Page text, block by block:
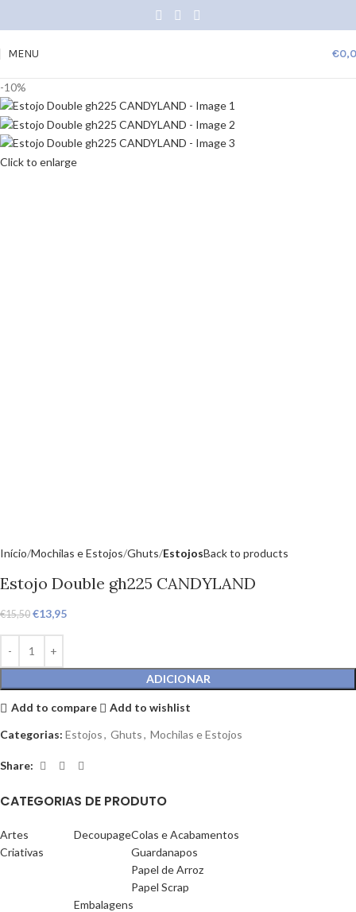
MENU €
-10%
Click to enlarge
Início Mochilas e Estojos Ghuts EstojosBack to products
Estojo Double gh225 CANDYLAND
€15,50 €13,95
ADICIONAR
Add to compare
Add to wishlist
Categorias: Estojos, Ghuts, Mochilas e Estojos
Share:
CATEGORIAS DE PRODUTO
Artes
Criativas
DecoupageColas e Acabamentos
Guardanapos
Papel de Arroz
Papel Scrap
Embalagens